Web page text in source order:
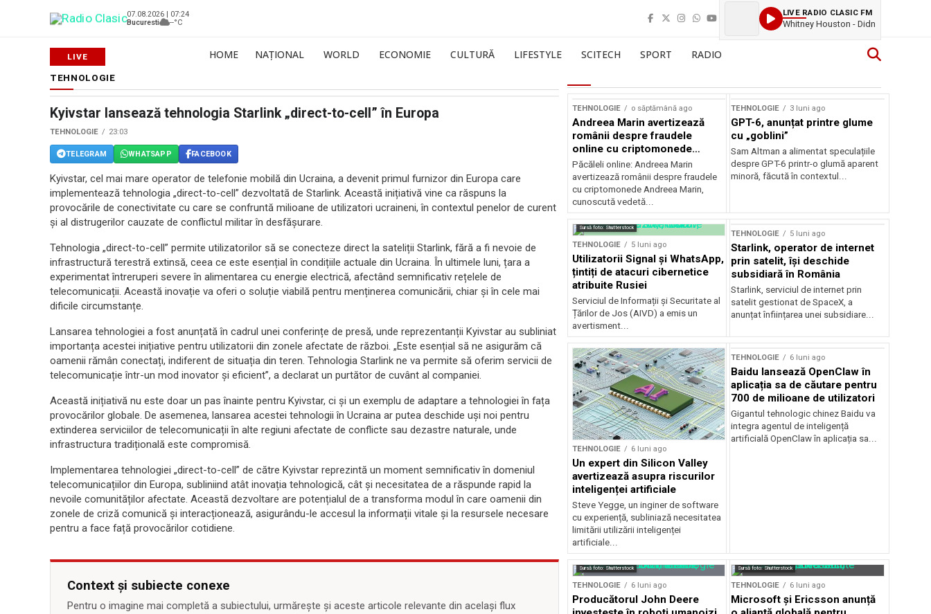
07.08.2026 | 07:24
Bucuresti
--°C
LIVE RADIO CLASIC FM
Whitney Houston - Didn
HOME NAȚIONAL WORLD ECONOMIE CULTURĂ LIFESTYLE SCITECH SPORT RADIO
TEHNOLOGIE
Kyivstar lansează tehnologia Starlink „direct-to-cell” în Europa
TEHNOLOGIE 23:03
TELEGRAM WHATSAPP FACEBOOK
Kyivstar, cel mai mare operator de telefonie mobilă din Ucraina, a devenit primul furnizor din Europa care
implementează tehnologia „direct-to-cell” dezvoltată de Starlink. Această inițiativă vine ca răspuns la
provocările de conectivitate cu care se confruntă milioane de utilizatori ucraineni, în contextul penelor de curent
și al distrugerilor cauzate de conflictul militar în desfășurare.
Tehnologia „direct-to-cell” permite utilizatorilor să se conecteze direct la sateliții Starlink, fără a fi nevoie de
infrastructură terestră extinsă, ceea ce este esențial în condițiile actuale din Ucraina. În ultimele luni, țara a
experimentat întreruperi severe în alimentarea cu energie electrică, afectând semnificativ rețelele de
telecomunicații. Această inovație va oferi o soluție viabilă pentru menținerea comunicării, chiar și în cele mai
dificile circumstanțe.
Lansarea tehnologiei a fost anunțată în cadrul unei conferințe de presă, unde reprezentanții Kyivstar au subliniat
importanța acestei inițiative pentru utilizatorii din zonele afectate de război. „Este esențial să ne asigurăm că
oamenii rămân conectați, indiferent de situația din teren. Tehnologia Starlink ne va permite să oferim servicii de
telecomunicație într-un mod inovator și eficient”, a declarat un purtător de cuvânt al companiei.
Această inițiativă nu este doar un pas înainte pentru Kyivstar, ci și un exemplu de adaptare a tehnologiei în fața
provocărilor globale. De asemenea, lansarea acestei tehnologii în Ucraina ar putea deschide uși noi pentru
extinderea serviciilor de telecomunicații în alte regiuni afectate de conflicte sau dezastre naturale, unde
infrastructura tradițională este compromisă.
Implementarea tehnologiei „direct-to-cell” de către Kyivstar reprezintă un moment semnificativ în domeniul
telecomunicațiilor din Europa, subliniind atât inovația tehnologică, cât și necesitatea de a răspunde rapid la
nevoile comunităților afectate. Această dezvoltare are potențialul de a transforma modul în care oamenii din
zonele de criză comunică și interacționează, asigurându-le accesul la informații vitale și la resursele necesare
pentru a face față provocărilor cotidiene.
Context și subiecte conexe
Pentru o imagine mai completă a subiectului, urmărește și aceste articole relevante din același flux
TEHNOLOGIE o săptămână ago
Andreea Marin avertizează
românii despre fraudele
online cu criptomonede
folosindu-i imaginea
Păcăleli online: Andreea Marin
avertizează românii despre fraudele
cu criptomonede Andreea Marin,
cunoscută vedetă...
TEHNOLOGIE 3 luni ago
GPT-6, anunțat printre glume
cu „goblini”
Sam Altman a alimentat speculațiile
despre GPT-6 printr-o glumă aparent
minoră, făcută în contextul...
Sursă foto: Shutterstock
TEHNOLOGIE 5 luni ago
Utilizatorii Signal și WhatsApp,
țintiți de atacuri cibernetice
atribuite Rusiei
Serviciul de Informații și Securitate al
Țărilor de Jos (AIVD) a emis un
avertisment...
TEHNOLOGIE 5 luni ago
Starlink, operator de internet
prin satelit, își deschide
subsidiară în România
Starlink, serviciul de internet prin
satelit gestionat de SpaceX, a
anunțat înființarea unei subsidiare...
TEHNOLOGIE 6 luni ago
Un expert din Silicon Valley
avertizează asupra riscurilor
inteligenței artificiale
Steve Yegge, un inginer de software
cu experiență, subliniază necesitatea
limitării utilizării inteligenței
artificiale...
TEHNOLOGIE 6 luni ago
Baidu lansează OpenClaw în
aplicația sa de căutare pentru
700 de milioane de utilizatori
Gigantul tehnologic chinez Baidu va
integra agentul de inteligență
artificială OpenClaw în aplicația sa...
Sursă foto: Shutterstock
TEHNOLOGIE 6 luni ago
Producătorul John Deere
Sursă foto: Shutterstock
TEHNOLOGIE 6 luni ago
Microsoft și Ericsson anunță